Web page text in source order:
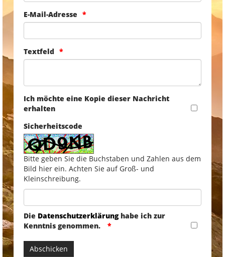
E-Mail-Adresse
Textfeld
Ich möchte eine Kopie dieser Nachricht
erhalten
Sicherheitscode
Bitte geben Sie die Buchstaben und Zahlen aus dem
Bild hier ein. Achten Sie auf Groß- und
Kleinschreibung.
Die Datenschutzerklärunghabe ich zur
Kenntnis genommen.
Abschicken